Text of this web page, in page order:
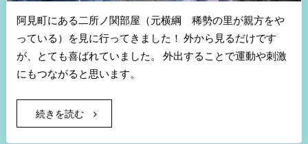
阿見町にある二所ノ関部屋（元横綱 稀勢の里が親方をや
っている）を見に行ってきました！ 外から見るだけです
が、とても喜ばれていました。 外出することで運動や刺激
にもつながると思います。
続きを読む